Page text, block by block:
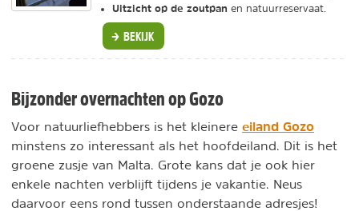
Uitzicht op de zoutpan en natuurreservaat.
BEKIJK
Bijzonder overnachten op Gozo
Voor natuurliefhebbers is het kleinere eiland Gozo
minstens zo interessant als het hoofdeiland. Dit is het
groene zusje van Malta. Grote kans dat je ook hier
enkele nachten verblijft tijdens je vakantie. Neus
daarvoor eens rond tussen onderstaande adresjes!